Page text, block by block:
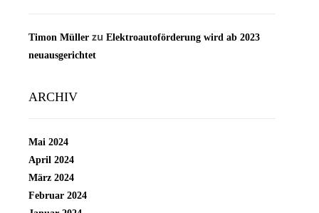
Timon Müller zu Elektroautoförderung wird ab 2023
neuausgerichtet
ARCHIV
Mai 2024
April 2024
März 2024
Februar 2024